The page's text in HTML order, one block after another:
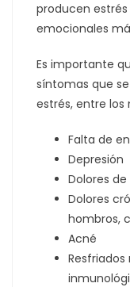
producen
emocionales
Es importante
síntomas que
estrés, entre
Falta de
Depresión
Dolores
Dolores
hombros,
Acné